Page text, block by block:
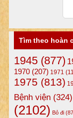
Tìm theo hoàn
1945(877)
1970(207) 1971
1975 (813)
Bệnh viện(324)
(2102) Bỏ đi